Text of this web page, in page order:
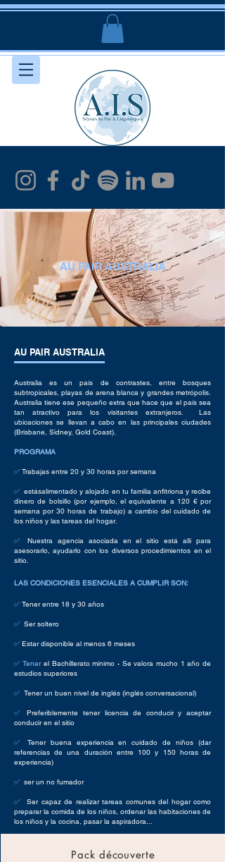
AU PAIR AUSTRALIA
AU PAIR AUSTRALIA
Australia es un país de contrastes, entre bosques
subtropicales, playas de arena blanca y grandes metrópolis.
Australia tiene ese pequeño extra que hace que el país sea
tan atractivo para los visitantes extranjeros.
Las
ubicaciones se llevan a cabo en las principales ciudades
(Brisbane, Sidney, Gold Coast).
PROGRAMA
✅ Trabajas entre 20 y 30 horas por semana
✅ estásalimentado y alojado en tu familia anfitriona y recibe
dinero de bolsillo (por ejemplo, el equivalente a 120 € por
semana por 30 horas de trabajo) a cambio del cuidado de
los niños y las tareas del hogar.
✅
Nuestra agencia asociada en el sitio está allí para
asesorarlo, ayudarlo con los diversos procedimientos en el
sitio.
LAS CONDICIONES ESENCIALES A CUMPLIR SON:
✅ Tener entre 18 y 30 años
✅ Ser soltero
✅ Estar disponible al menos 6 meses
✅ Tener el Bachillerato mínimo - Se valora mucho 1 año de
estudios superiores
✅ Tener un buen nivel de inglés (inglés conversacional)
✅Preferiblemente tener licencia de conducir y aceptar
conducir en el sitio
✅ Tener buena experiencia en cuidado de niños (dar
referencias de una duración entre 100 y 150 horas de
experiencia)
✅ ser un no fumador
✅
Ser capaz de realizar tareas comunes del hogar como
preparar la comida de los niños, ordenar las habitaciones de
los niños y la cocina, pasar la aspiradora...
Pack découverte